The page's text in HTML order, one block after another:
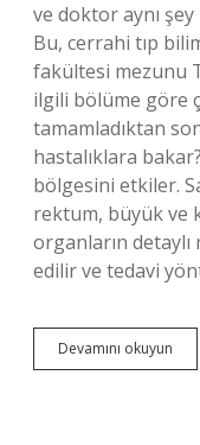
ve doktor aynı şey
Bu, cerrahi tıp
fakültesi mezunu
ilgili bölüme göre
tamamladıktan
hastalıklara
bölgesini etkiler.
rektum, büyük ve
organların
edilir ve tedavi
Devamını okuyun
Ne